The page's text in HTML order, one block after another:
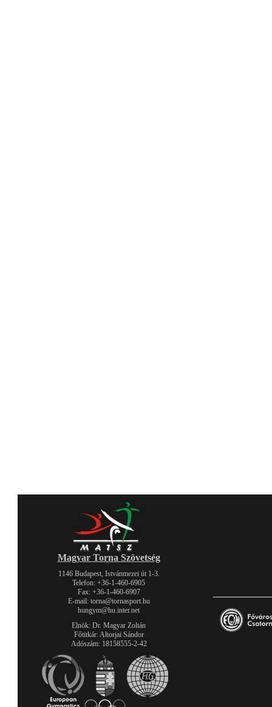
Magyar Torna Szövetség
1146 Budapest, Istvánmezei út 1-3.
Telefon: +36-1-460-6905
Fax: +36-1-460-6907
E-mail: torna@tornasport.hu
hungym@hu.inter.net
Elnök: Dr. Magyar Zoltán
Főtitkár: Altorjai Sándor
Adószám: 18158555-2-42